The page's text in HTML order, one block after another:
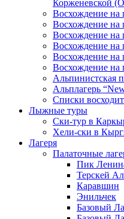
Корженевской
Восхождение
Восхождение
Восхождение на
Восхождение на
Восхождение
Восхождение
Альпинистская
Альплагерь
Списки
Лыжные туры
Ски-тур в
Хели-ски в
Лагеря
Палаточные
Пик
Терскей
Каравшин
Энильчек
Базовый